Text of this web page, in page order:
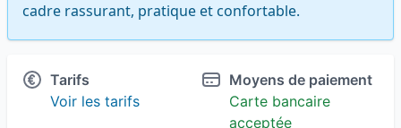
cadre rassurant, pratique et confortable.
Tarifs
Voir les tarifs
Moyens de paiement
Carte bancaire
acceptée